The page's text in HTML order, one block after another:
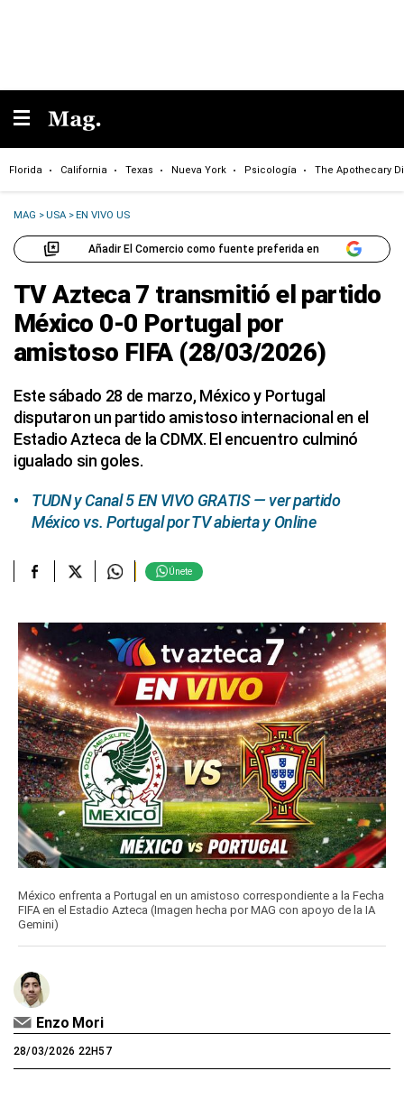
Florida California Texas Nueva York Psicología The Apothecary
MAG >USA >EN VIVO US
Añadir El Comercio como fuente preferida en
TV Azteca 7 transmitió el partido
México 0-0 Portugal por
amistoso FIFA (28/03/2026)
Este sábado 28 de marzo, México y Portugal
disputaron un partido amistoso internacional en el
Estadio Azteca de la CDMX. El encuentro culminó
igualado sin goles.
TUDN y Canal 5 EN VIVO GRATIS — ver partido
México vs. Portugal por TV abierta y Online
Únete
México enfrenta a Portugal en un amistoso correspondiente a la Fecha
FIFA en el Estadio Azteca (Imagen hecha por MAG con apoyo de la IA
Gemini)
Enzo Mori
28/03/2026 22H57